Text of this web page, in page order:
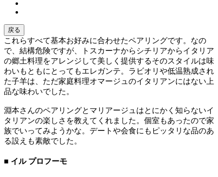
戻る
これらすべて基本お好みに合わせたペアリングです。なの
で、結構危険ですが、トスカーナからシチリアからイタリア
の郷土料理をアレンジして美しく提供するそのスタイルは味
わいもともにとってもエレガンテ。ラビオリや低温熟成され
た子羊は、ただ家庭料理オマージュのイタリアンにはない上
品な味わいでした。
淵本さんのペアリングとマリアージュはとにかく知らないイ
タリアンの楽しさを教えてくれました。個室もあったので家
族でいってみようかな。デートや会食にもピッタリな品のあ
る設えも素敵でした。
■ イル プロフーモ